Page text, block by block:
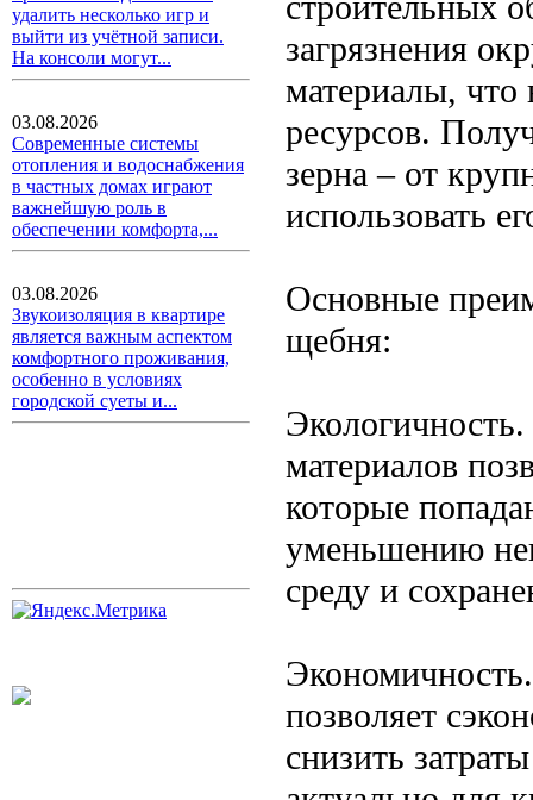
удалить несколько игр и
выйти из учётной записи.
На консоли могут...
03.08.2026
Современные системы
отопления и водоснабжения
в частных домах играют
важнейшую роль в
обеспечении комфорта,...
03.08.2026
Звукоизоляция в квартире
является важным аспектом
комфортного проживания,
особенно в условиях
городской суеты и...
загрязнения
материалы, что
ресурсов.
зерна – от
использовать
Основные
щебня:
материалов
которые
уменьшению
среду и
позволяет
снизить